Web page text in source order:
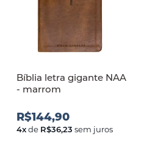
Bíblia letra gigante NAA
- marrom
R$144,90
4xde R$36,23 sem juros